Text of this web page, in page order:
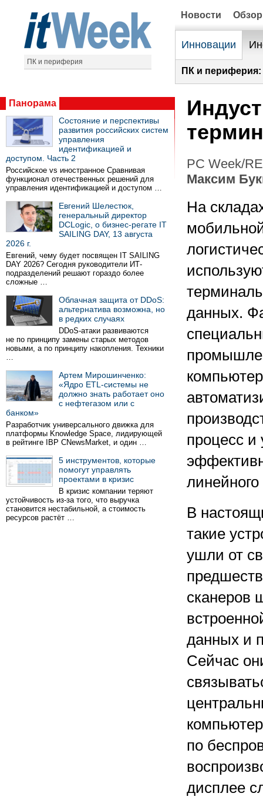
ПК и периферия
Новости
Инновации
ПК и периферия:
Панорама
Состояние и перспективы
развития российских систем
управления
идентификацией и
доступом. Часть 2
Российское vs иностранное Сравнивая
функционал отечественных решений для
управления идентификацией и доступом …
Евгений Шелестюк,
генеральный директор
DCLogic, о бизнес-регате IT
SAILING DAY, 13 августа
2026 г.
Евгений, чему будет посвящен IT SAILING
DAY 2026? Сегодня руководители ИТ-
подразделений решают гораздо более
сложные …
Облачная защита от DDoS:
альтернатива возможна, но
в редких случаях
DDoS-атаки развиваются
не по принципу замены старых методов
новыми, а по принципу накопления. Техники
…
Артем Мирошинченко:
«Ядро ETL-системы не
должно знать работает оно
с нефтегазом или с
банком»
Разработчик универсального движка для
платформы Knowledge Space, лидирующей
в рейтинге IBP CNewsMarket, и один …
5 инструментов, которые
помогут управлять
проектами в кризис
В кризис компании теряют
устойчивость из-за того, что выручка
становится нестабильной, а стоимость
ресурсов растёт …
PC Week/
Максим
На
данных.
процесс и
В
такие
ушли от
сканеров
данных и
Сейчас
по
дисплее